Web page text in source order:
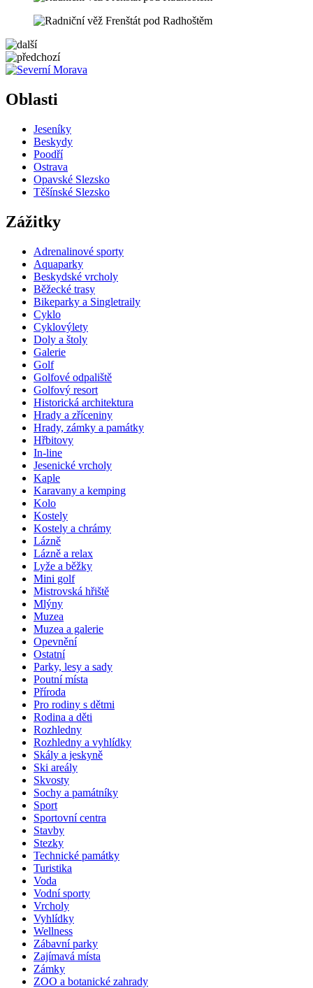
−
5 km
Oblasti
Jeseníky
Beskydy
Poodří
Ostrava
Opavské Slezsko
Těšínské Slezsko
Zážitky
Adrenalinové sporty
Aquaparky
Beskydské vrcholy
Běžecké trasy
Bikeparky a Singletraily
Cyklo
Cyklovýlety
Doly a štoly
Galerie
Golf
Golfové odpaliště
Golfový resort
Historická architektura
Hrady a zříceniny
Hrady, zámky a památky
Hřbitovy
In-line
Jesenické vrcholy
Kaple
Karavany a kemping
Kolo
Kostely
Kostely a chrámy
Lázně
Lázně a relax
Lyže a běžky
Mini golf
Mistrovská hřiště
Mlýny
Muzea
Muzea a galerie
Opevnění
Ostatní
Parky, lesy a sady
Poutní místa
Příroda
Pro rodiny s dětmi
Rodina a děti
Rozhledny
Rozhledny a vyhlídky
Skály a jeskyně
Ski areály
Skvosty
Sochy a památníky
Sport
Sportovní centra
Stavby
Stezky
Technické památky
Turistika
Voda
Vodní sporty
Vrcholy
Vyhlídky
Wellness
Zábavní parky
Zajímavá místa
Zámky
ZOO a botanické zahrady